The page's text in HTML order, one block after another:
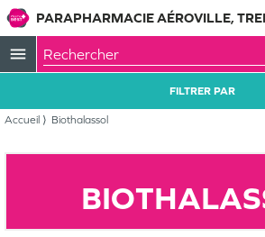
PARAPHARMACIE AÉROVILLE,
menu
Accueil Biothalassol
FILTRER PAR